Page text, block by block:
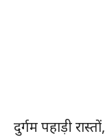
दुर्गम पहाड़ी